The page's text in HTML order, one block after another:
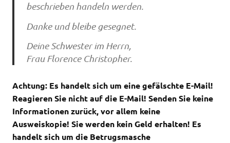
beschrieben handeln werden.
Danke und bleibe gesegnet.
Deine Schwester im Herrn,
Frau Florence Christopher.
Achtung: Es handelt sich um eine gefälschte E-Mail!
Reagieren Sie nicht auf die E-Mail! Senden Sie keine
Informationen zurück, vor allem keine
Ausweiskopie! Sie werden kein Geld erhalten! Es
handelt sich um die Betrugsmasche